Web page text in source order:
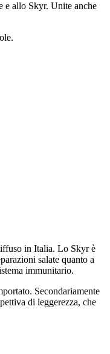
e allo Skyr. Unite anche
in Italia. Lo Skyr è
salate quanto a
immunitario.
Secondariamente
di leggerezza, che